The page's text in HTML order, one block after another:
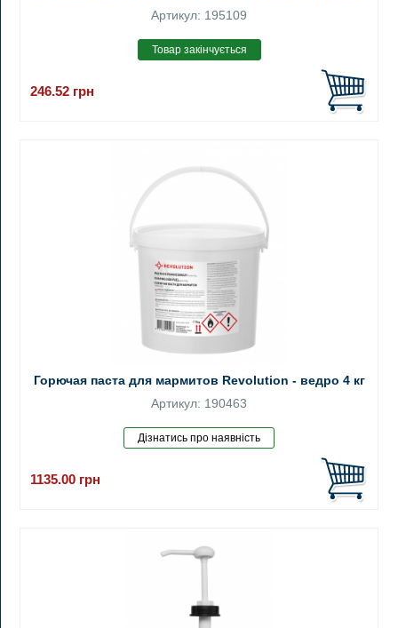
Артикул: 195109
246.52 грн
Горючая паста для мармитов Revolution - ведро 4 кг
Артикул: 190463
1135.00 грн